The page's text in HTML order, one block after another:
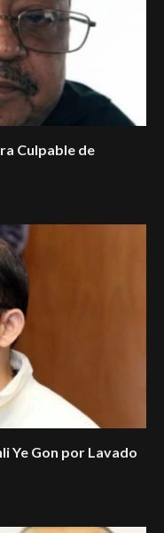
Culpable de
Ye Gon por Lavado